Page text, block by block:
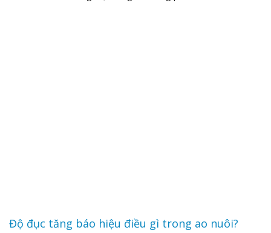
Độ đục tăng báo hiệu điều gì trong ao nuôi?